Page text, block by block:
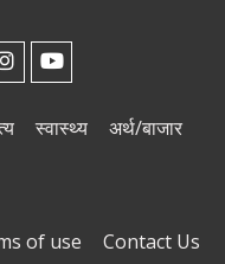
स्वास्थ्य अर्थ/बाजार
of use Contact Us